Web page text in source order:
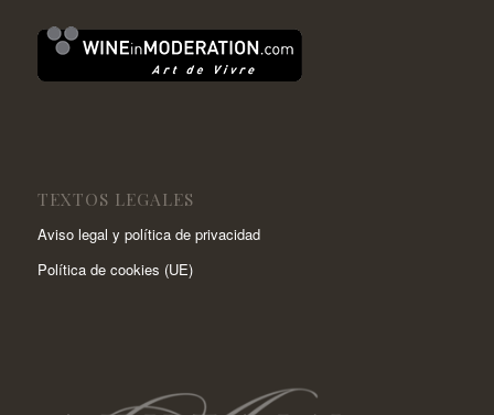
TEXTOS LEGALES
Aviso legal y política de privacidad
Política de cookies (UE)